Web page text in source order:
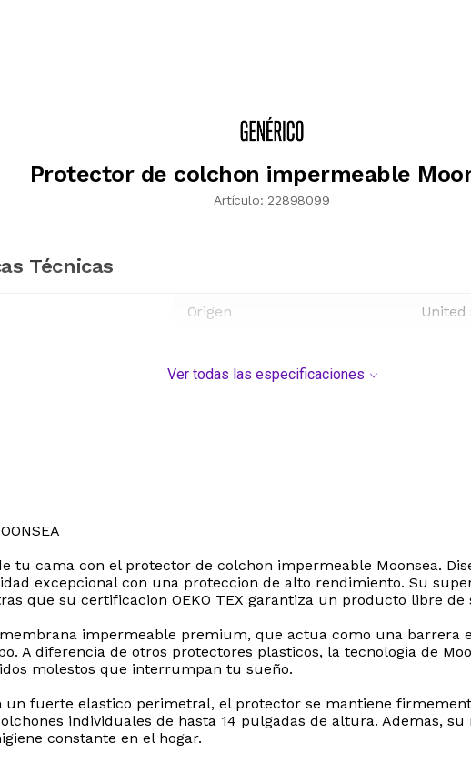
Protector de colchon impermeable
Artículo: 22898099
Técnicas
Origen United
Ver todas las especificaciones
tu cama con el protector de colchon impermeable Moonsea.
excepcional con una proteccion de alto rendimiento. Su
que su certificacion OEKO TEX garantiza un producto libre
impermeable premium, que actua como una barrera
A diferencia de otros protectores plasticos, la tecnologia de
molestos que interrumpan tu sueño.
un fuerte elastico perimetral, el protector se mantiene
individuales de hasta 14 pulgadas de altura. Ademas,
constante en el hogar.